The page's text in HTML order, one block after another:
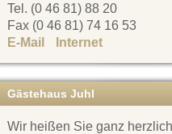
Tel. (0 46 81) 88 20
Fax (0 46 81) 74 16 53
E-Mail
Internet
Gästehaus Juhl
Wir heißen Sie ganz